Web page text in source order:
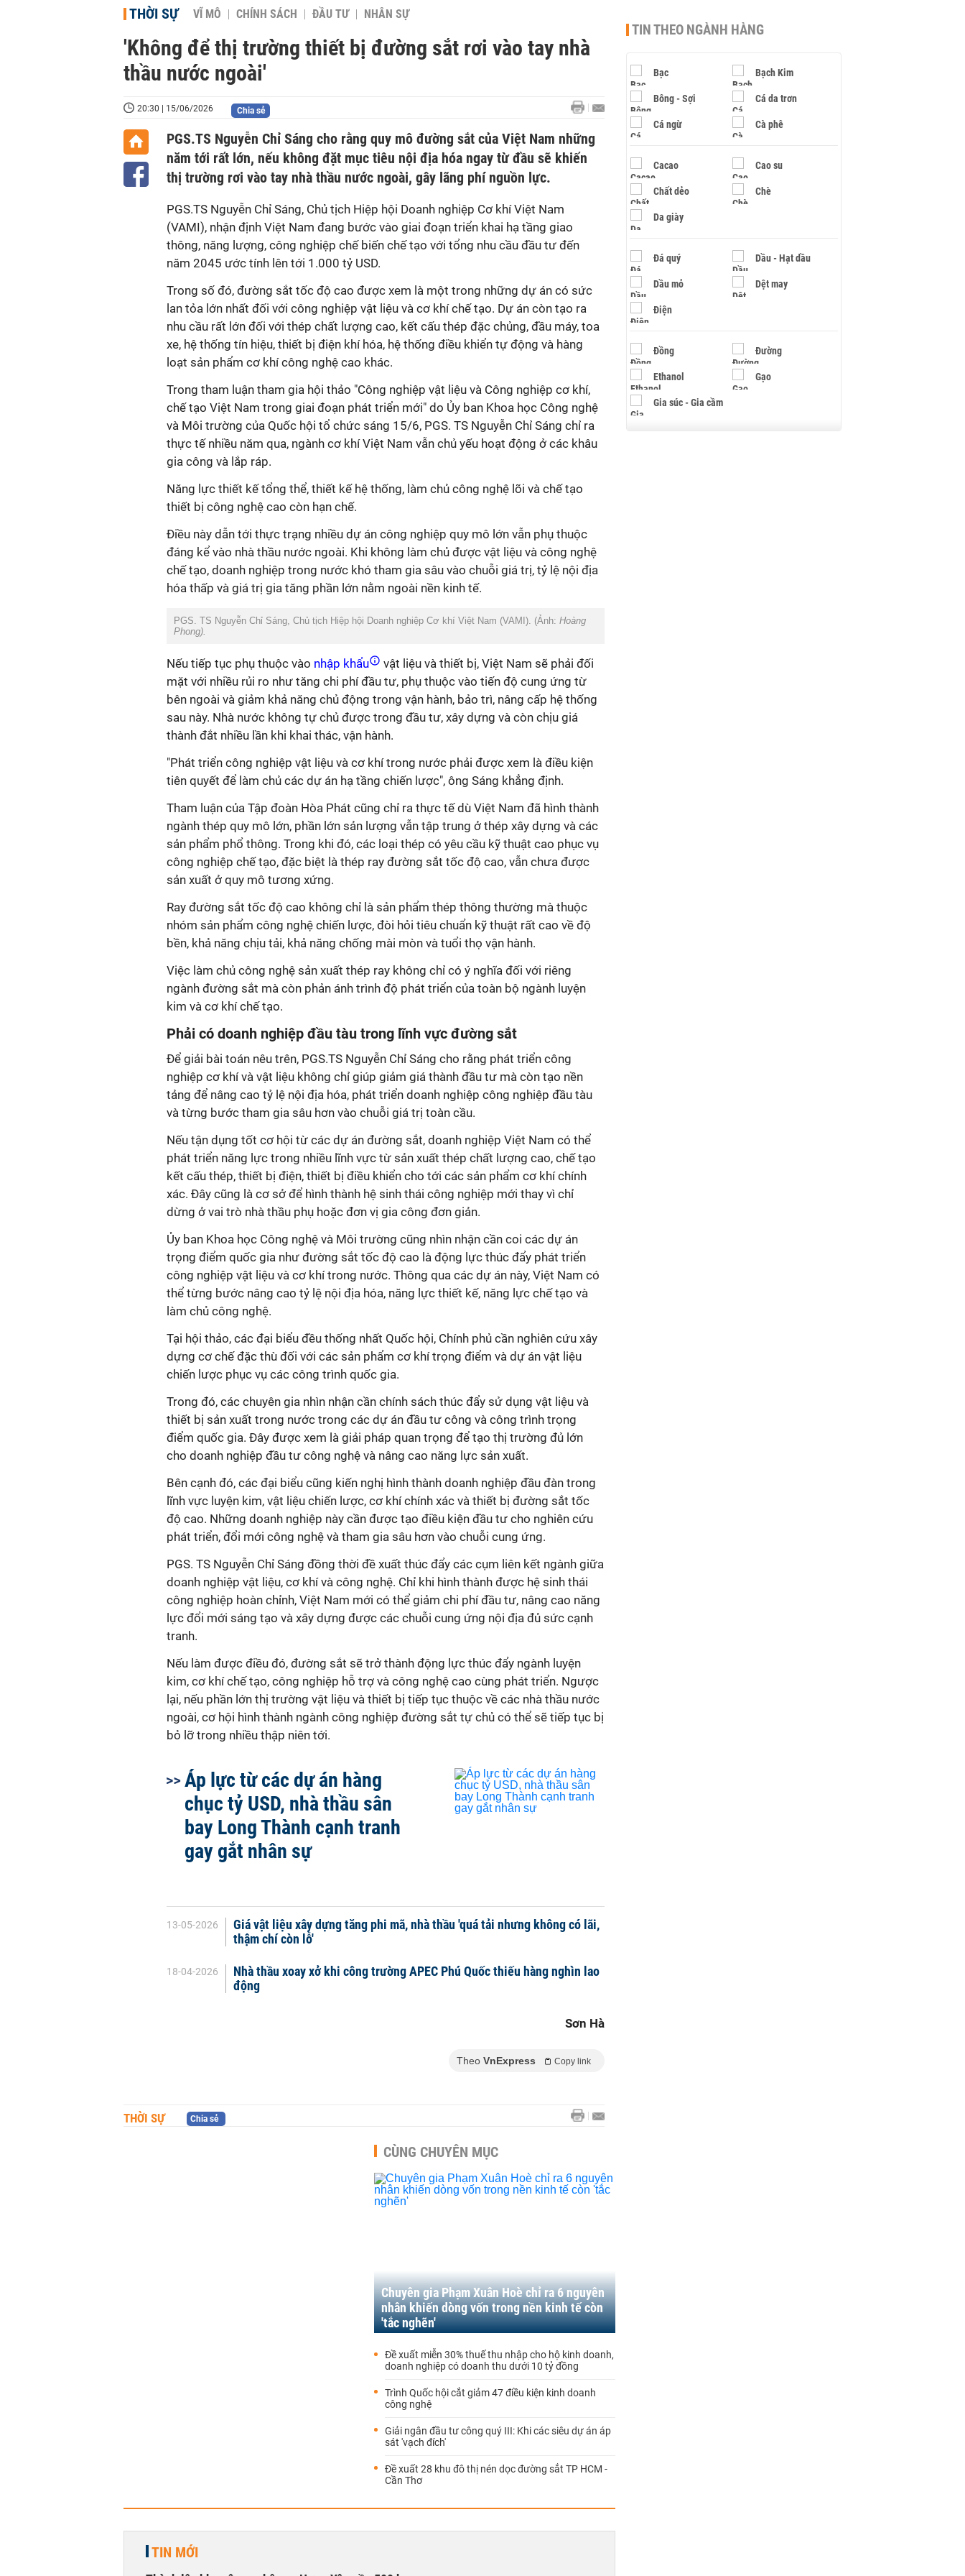
THỜI SỰ VĨ MÔ CHÍNH SÁCH ĐẦU TƯ NHÂN SỰ
'Không để thị trường thiết bị đường sắt rơi vào tay nhà
thầu nước ngoài'
20:30 | 15/06/2026 Chia sẻ
PGS.TS Nguyễn Chỉ Sáng cho rằng quy mô đường sắt của Việt Nam những
năm tới rất lớn, nếu không đặt mục tiêu nội địa hóa ngay từ đầu sẽ khiến
thị trường rơi vào tay nhà thầu nước ngoài, gây lãng phí nguồn lực.
PGS.TS Nguyễn Chỉ Sáng, Chủ tịch Hiệp hội Doanh nghiệp Cơ khí Việt Nam
(VAMI), nhận định Việt Nam đang bước vào giai đoạn triển khai hạ tầng giao
thông, năng lượng, công nghiệp chế biến chế tạo với tổng nhu cầu đầu tư đến
năm 2045 ước tính lên tới 1.000 tỷ USD.
Trong số đó, đường sắt tốc độ cao được xem là một trong những dự án có sức
lan tỏa lớn nhất đối với công nghiệp vật liệu và cơ khí chế tạo. Dự án còn tạo ra
nhu cầu rất lớn đối với thép chất lượng cao, kết cấu thép đặc chủng, đầu máy, toa
xe, hệ thống tín hiệu, thiết bị điện khí hóa, hệ thống điều khiển tự động và hàng
loạt sản phẩm cơ khí công nghệ cao khác.
Trong tham luận tham gia hội thảo "Công nghiệp vật liệu và Công nghiệp cơ khí,
chế tạo Việt Nam trong giai đoạn phát triển mới" do Ủy ban Khoa học Công nghệ
và Môi trường của Quốc hội tổ chức sáng 15/6, PGS. TS Nguyễn Chỉ Sáng chỉ ra
thực tế nhiều năm qua, ngành cơ khí Việt Nam vẫn chủ yếu hoạt động ở các khâu
gia công và lắp ráp.
Năng lực thiết kế tổng thể, thiết kế hệ thống, làm chủ công nghệ lõi và chế tạo
thiết bị công nghệ cao còn hạn chế.
Điều này dẫn tới thực trạng nhiều dự án công nghiệp quy mô lớn vẫn phụ thuộc
đáng kể vào nhà thầu nước ngoài. Khi không làm chủ được vật liệu và công nghệ
chế tạo, doanh nghiệp trong nước khó tham gia sâu vào chuỗi giá trị, tỷ lệ nội địa
hóa thấp và giá trị gia tăng phần lớn nằm ngoài nền kinh tế.
PGS. TS Nguyễn Chỉ Sáng, Chủ tịch Hiệp hội Doanh nghiệp Cơ khí Việt Nam (VAMI). (Ảnh: Hoàng
Phong).
Nếu tiếp tục phụ thuộc vào nhập khẩu
vật liệu và thiết bị, Việt Nam sẽ phải đối
mặt với nhiều rủi ro như tăng chi phí đầu tư, phụ thuộc vào tiến độ cung ứng từ
bên ngoài và giảm khả năng chủ động trong vận hành, bảo trì, nâng cấp hệ thống
sau này. Nhà nước không tự chủ được trong đầu tư, xây dựng và còn chịu giá
thành đắt nhiều lần khi khai thác, vận hành.
"Phát triển công nghiệp vật liệu và cơ khí trong nước phải được xem là điều kiện
tiên quyết để làm chủ các dự án hạ tầng chiến lược", ông Sáng khẳng định.
Tham luận của Tập đoàn Hòa Phát cũng chỉ ra thực tế dù Việt Nam đã hình thành
ngành thép quy mô lớn, phần lớn sản lượng vẫn tập trung ở thép xây dựng và các
sản phẩm phổ thông. Trong khi đó, các loại thép có yêu cầu kỹ thuật cao phục vụ
công nghiệp chế tạo, đặc biệt là thép ray đường sắt tốc độ cao, vẫn chưa được
sản xuất ở quy mô tương xứng.
Ray đường sắt tốc độ cao không chỉ là sản phẩm thép thông thường mà thuộc
nhóm sản phẩm công nghệ chiến lược, đòi hỏi tiêu chuẩn kỹ thuật rất cao về độ
bền, khả năng chịu tải, khả năng chống mài mòn và tuổi thọ vận hành.
Việc làm chủ công nghệ sản xuất thép ray không chỉ có ý nghĩa đối với riêng
ngành đường sắt mà còn phản ánh trình độ phát triển của toàn bộ ngành luyện
kim và cơ khí chế tạo.
Phải có doanh nghiệp đầu tàu trong lĩnh vực đường sắt
Để giải bài toán nêu trên, PGS.TS Nguyễn Chỉ Sáng cho rằng phát triển công
nghiệp cơ khí và vật liệu không chỉ giúp giảm giá thành đầu tư mà còn tạo nền
tảng để nâng cao tỷ lệ nội địa hóa, phát triển doanh nghiệp công nghiệp đầu tàu
và từng bước tham gia sâu hơn vào chuỗi giá trị toàn cầu.
Nếu tận dụng tốt cơ hội từ các dự án đường sắt, doanh nghiệp Việt Nam có thể
phát triển năng lực trong nhiều lĩnh vực từ sản xuất thép chất lượng cao, chế tạo
kết cấu thép, thiết bị điện, thiết bị điều khiển cho tới các sản phẩm cơ khí chính
xác. Đây cũng là cơ sở để hình thành hệ sinh thái công nghiệp mới thay vì chỉ
dừng ở vai trò nhà thầu phụ hoặc đơn vị gia công đơn giản.
Ủy ban Khoa học Công nghệ và Môi trường cũng nhìn nhận cần coi các dự án
trọng điểm quốc gia như đường sắt tốc độ cao là động lực thúc đẩy phát triển
công nghiệp vật liệu và cơ khí trong nước. Thông qua các dự án này, Việt Nam có
thể từng bước nâng cao tỷ lệ nội địa hóa, năng lực thiết kế, năng lực chế tạo và
làm chủ công nghệ.
Tại hội thảo, các đại biểu đều thống nhất Quốc hội, Chính phủ cần nghiên cứu xây
dựng cơ chế đặc thù đối với các sản phẩm cơ khí trọng điểm và dự án vật liệu
chiến lược phục vụ các công trình quốc gia.
Trong đó, các chuyên gia nhìn nhận cần chính sách thúc đẩy sử dụng vật liệu và
thiết bị sản xuất trong nước trong các dự án đầu tư công và công trình trọng
điểm quốc gia. Đây được xem là giải pháp quan trọng để tạo thị trường đủ lớn
cho doanh nghiệp đầu tư công nghệ và nâng cao năng lực sản xuất.
Bên cạnh đó, các đại biểu cũng kiến nghị hình thành doanh nghiệp đầu đàn trong
lĩnh vực luyện kim, vật liệu chiến lược, cơ khí chính xác và thiết bị đường sắt tốc
độ cao. Những doanh nghiệp này cần được tạo điều kiện đầu tư cho nghiên cứu
phát triển, đổi mới công nghệ và tham gia sâu hơn vào chuỗi cung ứng.
PGS. TS Nguyễn Chỉ Sáng đồng thời đề xuất thúc đẩy các cụm liên kết ngành giữa
doanh nghiệp vật liệu, cơ khí và công nghệ. Chỉ khi hình thành được hệ sinh thái
công nghiệp hoàn chỉnh, Việt Nam mới có thể giảm chi phí đầu tư, nâng cao năng
lực đổi mới sáng tạo và xây dựng được các chuỗi cung ứng nội địa đủ sức cạnh
tranh.
Nếu làm được điều đó, đường sắt sẽ trở thành động lực thúc đẩy ngành luyện
kim, cơ khí chế tạo, công nghiệp hỗ trợ và công nghệ cao cùng phát triển. Ngược
lại, nếu phần lớn thị trường vật liệu và thiết bị tiếp tục thuộc về các nhà thầu nước
ngoài, cơ hội hình thành ngành công nghiệp đường sắt tự chủ có thể sẽ tiếp tục bị
bỏ lỡ trong nhiều thập niên tới.
Áp lực từ các dự án hàng
chục tỷ USD, nhà thầu sân
bay Long Thành cạnh tranh
gay gắt nhân sự
13-05-2026
Giá vật liệu xây dựng tăng phi mã, nhà thầu 'quá tải nhưng không có lãi,
thậm chí còn lỗ'
18-04-2026
Nhà thầu xoay xở khi công trường APEC Phú Quốc thiếu hàng nghìn lao
động
Sơn Hà
Theo VnExpress Copy link
THỜI SỰ Chia sẻ
CÙNG CHUYÊN MỤC
Chuyên gia Phạm Xuân Hoè chỉ ra 6 nguyên
nhân khiến dòng vốn trong nền kinh tế còn
'tắc nghẽn'
Đề xuất miễn 30% thuế thu nhập cho hộ kinh doanh,
doanh nghiệp có doanh thu dưới 10 tỷ đồng
Trình Quốc hội cắt giảm 47 điều kiện kinh doanh
công nghệ
Giải ngân đầu tư công quý III: Khi các siêu dự án áp
sát 'vạch đích'
Đề xuất 28 khu đô thị nén dọc đường sắt TP HCM -
Cần Thơ
TIN MỚI
TIN THEO NGÀNH HÀNG
Bạc Bạch Kim
Bông - Sợi Cá da trơn
Cá ngừ Cà phê
Cacao Cao su
Chất dẻo Chè
Da giày
Đá quý Dầu - Hạt dầu
Dầu mỏ Dệt may
Điện
Đồng Đường
Ethanol Gạo
Gia súc - Gia cầm